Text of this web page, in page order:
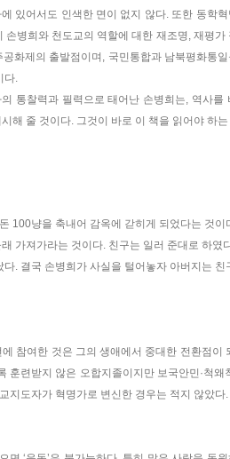
있어서도 인색한 면이 없지 않다. 또한 동학
병희와 천도교의 역할에 대한 재조명, 재평가
화제의 출발점이며, 국민통합과 남북평화통
다.
통찰력과 필력으로 태어난 손병희는, 역사를
해 줄 것이다. 그것이 바로 이 책을 읽어야 하
100냥을 축내어 감옥에 갇히게 되었다는 것이
가져가라는 것이다. 친구는 일러 준대로 하였
. 결국 손병희가 사실을 털어놓자 아버지는 친
참여한 것은 그의 생애에서 중대한 전환점이
련받지 않은 오합지졸이지만 보국안민·척왜
지도자가 혁명가로 변신한 경우는 적지 않았다.